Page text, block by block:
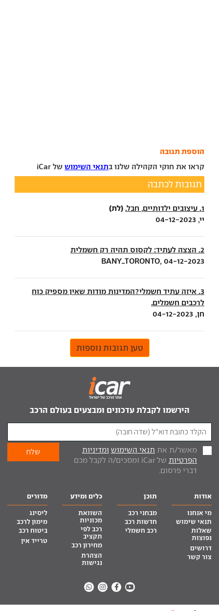
הוספת תגובה
קראו את חוקי הקהילה שלנו בתנאי השימוש של iCar
תגובות לכתבה
1. עיצובים ילדותיים, חבל. (לת)
יי, 04-12-2023
2. הצצה לעתיד: לקסוס תהיה רק חשמלית
BANY_TORONTO, 04-12-2023
3. איזה עתיד חשמלי?המדינות מודות שאין מספיק כוח
לרכבים חשמלים.
חן, 04-12-2023
טען תגובות נוספות
הירשמו לקבלת עדכונים ומבצעים בעולם הרכב
מאשר/ת את תנאי השימוש ומדיניות
הפרטיות
של iCar ומסכים/ה לקבל מכם
דברי פרסום.
אודות
מי אנחנו
תנאי שימוש
שאלות
נפוצות
דרושים
צור קשר
תוכן
מבחני רכב
חדשות רכב
רכב חשמלי
כלים ומידע
השוואת
מכוניות
רכב לפי
תקציב
מחירון רכב
הצהרת
נגישות
מדורים
ליסינג
מימון לרכב
ביטוח רכב
טרייד אין